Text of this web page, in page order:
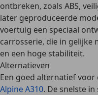
ontbreken, zoals ABS,
later geproduceerde
voertuig een speciaal
carrosserie, die in gelijke
en een hoge stabiliteit.
Alternatieven
Een goed alternatief voor
Alpine A310. De snelste